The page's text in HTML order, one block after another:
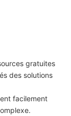
gratuites
des solutions
facilement